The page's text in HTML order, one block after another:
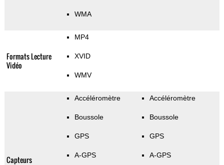
WMA
Formats Lecture
Vidéo
MP4
XVID
WMV
Capteurs
Accéléromètre
Boussole
GPS
A-GPS
Accéléromètre
Boussole
GPS
A-GPS